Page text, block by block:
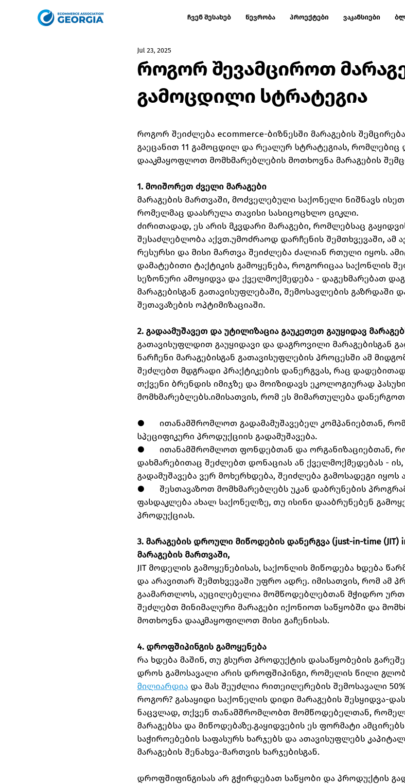
ჩვენ შესახებ წევრობა პროექტები ვაკანსიები
როგორ შევამციროთ
გამოცდილი სტრატეგია
Jul 23, 2025
როგორ შეიძლება ecommerce-ბიზნესში მარაგების
გაეცანით 11 გამოცდილ და რეალურ სტრატეგიას, რომლებიც
დააკმაყოფლოთ მომხმარებლების მოთხოვნა მარაგების
1. მოიშორეთ ძველი მარაგები
მარაგების მართვაში, მოძველებული საქონელი ნიშნავს
რომელმაც დაასრულა თავისი სასიცოცხლო ციკლი.
ძირითადად, ეს არის მკვდარი მარაგები, რომლებსაც
შესაძლებლობა აქვთ.უმოძრაოდ დარჩენის შემთხვევაში, ამ
რესურსი და მისი მართვა შეიძლება ძალიან რთული იყოს.
დამატებითი ტაქტიკის გამოყენება, როგორიცაა საქონლის
სეზონური ამოყიდვა და ქველმოქმედება - დაგეხმარებათ
მარაგებისგან გათავისუფლებაში, შემოსავლების გაზრდაში
შეთავაზების ოპტიმიზაციაში.
2. გადაამუშავეთ და უტილიზაცია გაუკეთეთ გაუყიდავ
გათავისუფლდით გაუყიდავი და დაგროვილი მარაგებისგან
ნარჩენი მარაგებისგან გათავისუფლების პროცესში ამ
შეძლებთ მდგრადი პრაქტიკების დანერგვას, რაც
თქვენი ბრენდის იმიჯზე და მოიზიდავს ეკოლოგიურად
მომხმარებლებს.იმისათვის, რომ ეს მიმართულება
●      ითანამშრომლოთ გადამამუშავებელ კომპანიებთან,
სპეციფიკური პროდუქციის გადამუშავება.
●      ითანამშრომლოთ ფონდებთან და ორგანიზაციებთან,
დახმარებითაც შეძლებთ დონაციას ან ქველმოქმედებას - ის,
გადამუშავება ვერ მოხერხდება, შეიძლება გამოსადეგი
●      შესთავაზოთ მომხმარებლებს უკან დაბრუნების
ფასდაკლება ახალ საქონელზე, თუ ისინი დააბრუნებენ
პროდუქციას.
3. მარაგების დროული მიწოდების დანერგვა (just-in-time (JIT)
მარაგების მართვაში,
JIT მოდელის გამოყენებისას, საქონლის მიწოდება ხდება
და არავითარ შემთხვევაში უფრო ადრე. იმისათვის, რომ ამ
გაამართლოს, აუცილებელია მომწოდებლებთან მჭიდრო
შეძლებთ მინიმალური მარაგები იქონიოთ საწყობში და
მოთხოვნა დააკმაყოფილოთ მისი გაჩენისას.
4. დროფშიპინგის გამოყენება
რა ხდება მაშინ, თუ გსურთ პროდუქტის დასაწყობების გარეშე
დროს გამოსავალი არის დროფშიპინგი, რომელის წილი
მილიარდია და მას შეუძლია რითეილერების შემოსავალი
როგორ? გასაყიდი საქონელის დიდი მარაგების შესყიდვა-
ნაცვლად, თქვენ თანამშრომლობთ მომწოდებელთან,
მარაგებსა და მიწოდებაზე.გაყიდვების ეს ფორმატი
საჭიროებების საფასურს ხარჯებს და ათავისუფლებს
მარაგების შენახვა-მართვის ხარჯებისგან.
დროფშიფინგისას არ გჭირდებათ საწყობი და პროდუქტის